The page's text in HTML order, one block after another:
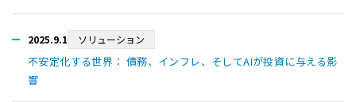
2025.9.1 ソリューション
不安定化する世界： 債務、インフレ、そしてAIが投資に与える影
響